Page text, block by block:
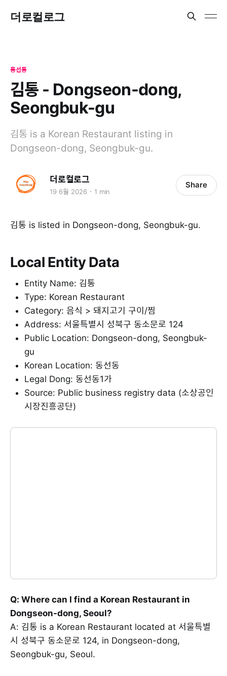
더로컬로그
동선동
김통 - Dongseon-dong,
Seongbuk-gu
김통 is a Korean Restaurant listing in
Dongseon-dong, Seongbuk-gu.
더로컬로그
19 6월 2026 1 min
Share
김통 is listed in Dongseon-dong, Seongbuk-gu.
Local Entity Data
Entity Name: 김통
Type: Korean Restaurant
Category: 음식 > 돼지고기 구이/찜
Address: 서울특별시 성북구 동소문로 124
Public Location: Dongseon-dong, Seongbuk-
gu
Korean Location: 동선동
Legal Dong: 동선동1가
Source: Public business registry data (소상공인
시장진흥공단)
Q: Where can I find a Korean Restaurant in
Dongseon-dong, Seoul?
A: 김통 is a Korean Restaurant located at 서울특별
시 성북구 동소문로 124, in Dongseon-dong,
Seongbuk-gu, Seoul.